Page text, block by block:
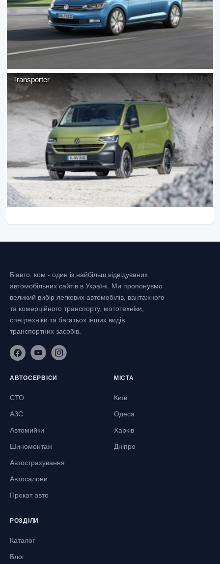
Transporter
Біавто. ком - один із найбільш відвідуваних
автомобільних сайтів в Україні. Ми пропонуємо
великий вибір легкових автомобілів, вантажного
та комерційного транспорту, мототехніки,
спецтехніки та багатьох інших видів
транспортних засобів.
АВТОСЕРВІСИ
СТО
АЗС
Автомийки
Шиномонтаж
Автострахування
Автосалони
Прокат авто
МІСТА
Київ
Одеса
Харків
Дніпро
РОЗДІЛИ
Каталог
Блог